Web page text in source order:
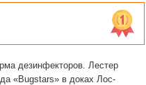
дезинфекторов. Лестер
«Bugstars» в доках Лос-